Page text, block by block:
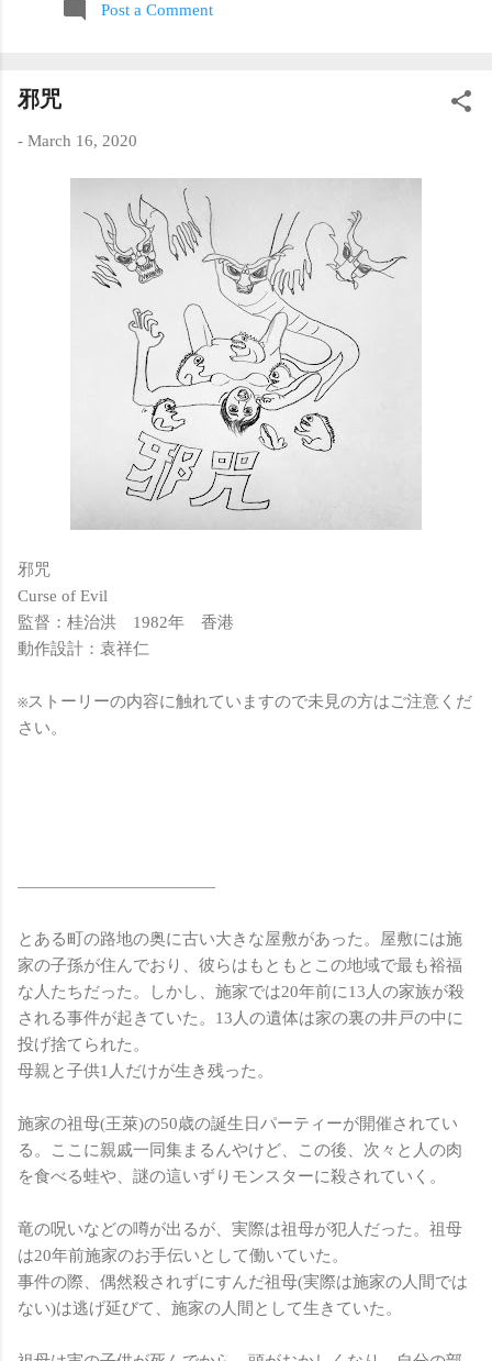
Post a Comment
邪咒
- March 16, 2020
邪咒
Curse of Evil
監督：桂治洪 1982年 香港
動作設計：袁祥仁
※ストーリーの内容に触れていますので未見の方はご注意くだ
さい。
————————————
とある町の路地の奥に古い大きな屋敷があった。屋敷には施
家の子孫が住んでおり、彼らはもともとこの地域で最も裕福
な人たちだった。しかし、施家では20年前に13人の家族が殺
される事件が起きていた。13人の遺体は家の裏の井戸の中に
投げ捨てられた。
母親と子供1人だけが生き残った。
施家の祖母(王萊)の50歳の誕生日パーティーが開催されてい
る。ここに親戚一同集まるんやけど、この後、次々と人の肉
を食べる蛙や、謎の這いずりモンスターに殺されていく。
竜の呪いなどの噂が出るが、実際は祖母が犯人だった。祖母
は20年前施家のお手伝いとして働いていた。
事件の際、偶然殺されずにすんだ祖母(実際は施家の人間では
ない)は逃げ延びて、施家の人間として生きていた。